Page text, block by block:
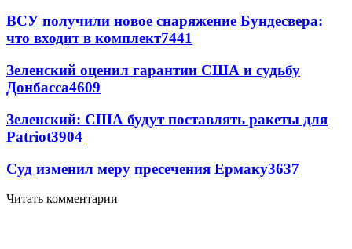
ВСУ получили новое снаряжение Бундесвера:
что входит в комплект7441
Зеленский оценил гарантии США и судьбу
Донбасса4609
Зеленский: США будут поставлять ракеты для
Patriot3904
Суд изменил меру пресечения Ермаку3637
Читать комментарии